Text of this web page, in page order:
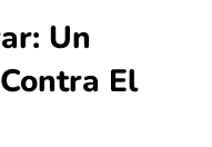
Un
El